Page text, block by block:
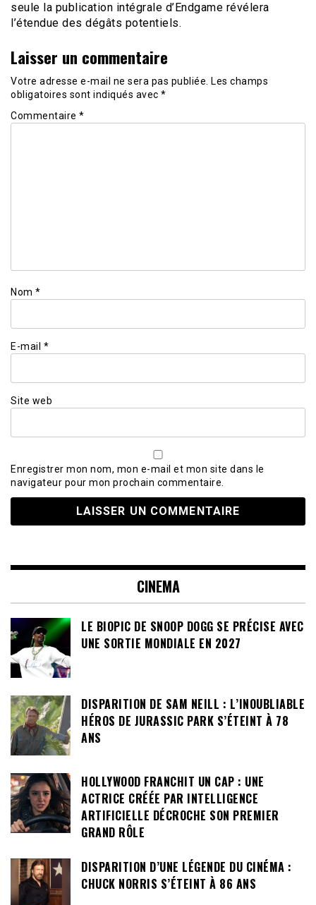
seule la publication intégrale d’Endgame révélera
l’étendue des dégâts potentiels.
Laisser un commentaire
Votre adresse e-mail ne sera pas publiée.
Les champs
obligatoires sont indiqués avec *
Commentaire *
Nom *
E-mail *
Site web
Enregistrer mon nom, mon e-mail et mon site dans le
navigateur pour mon prochain commentaire.
CINEMA
LE BIOPIC DE SNOOP DOGG SE PRÉCISE AVEC
UNE SORTIE MONDIALE EN 2027
DISPARITION DE SAM NEILL : L’INOUBLIABLE
HÉROS DE JURASSIC PARK S’ÉTEINT À 78
ANS
HOLLYWOOD FRANCHIT UN CAP : UNE
ACTRICE CRÉÉE PAR INTELLIGENCE
ARTIFICIELLE DÉCROCHE SON PREMIER
GRAND RÔLE
DISPARITION D’UNE LÉGENDE DU CINÉMA :
CHUCK NORRIS S’ÉTEINT À 86 ANS